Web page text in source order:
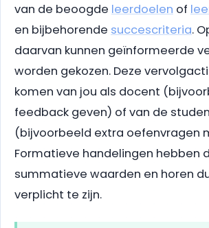
van de beoogde leerdoelen of
en bijbehorende succescriteria.
daarvan kunnen geïnformeerde
worden gekozen. Deze
komen van jou als docent
feedback geven) of van de
(bijvoorbeeld extra oefenvragen
Formatieve handelingen hebben
summatieve waarden en horen
verplicht te zijn.